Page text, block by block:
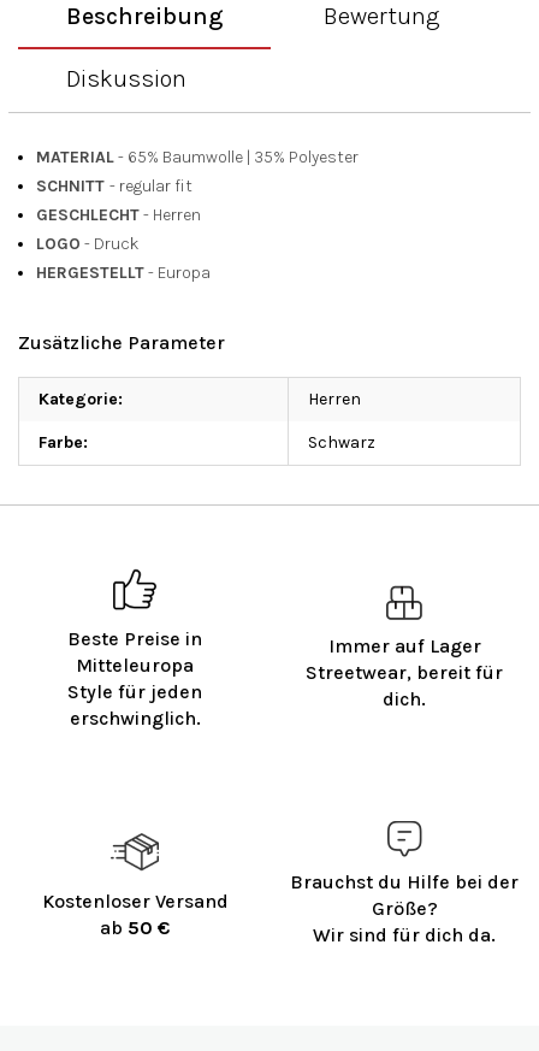
Beste Preise in
Mitteleuropa
Style für jeden
erschwinglich.
Immer auf Lager
Streetwear, bereit für
dich.
Kostenloser Versand
ab 50 €
Brauchst du Hilfe bei der
Größe?
Wir sind für dich da.
Beschreibung Bewertung
Diskussion
MATERIAL- 65% Baumwolle | 35% Polyester
SCHNITT - regular fit
GESCHLECHT- Herren
LOGO - Druck
HERGESTELLT- Europa
Zusätzliche Parameter
Kategorie: Herren
Farbe: Schwarz